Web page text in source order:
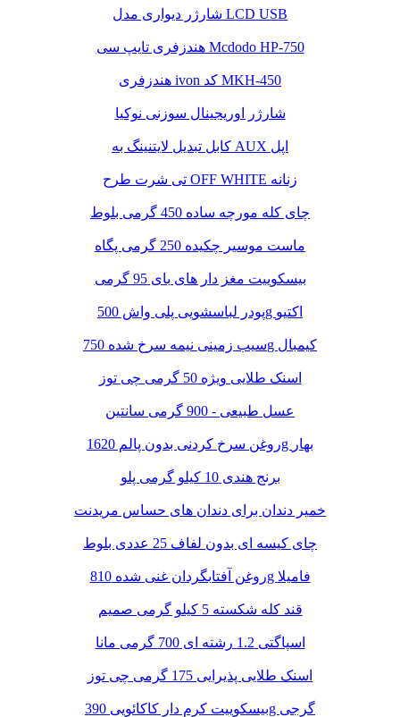
شارژر دیواری مدل LCD USB
هندزفری تایپ سی Mcdodo HP-750
هندزفری ivon کد MKH-450
شارژر اوریجینال سوزنی نوکیا
کابل تبدیل لایتنینگ به AUX اپل
تی شرت طرح OFF WHITE زنانه
چای کله مورچه ساده 450 گرمی بلوط
ماست موسیر چکیده 250 گرمی پگاه
بیسکوییت مغز دار های بای 95 گرمی
پودر لباسشویی پلی واش 500g اکتیو
سیب زمینی نیمه سرخ شده 750g کیمبال
اسنک طلایی ویژه 50 گرمی چی توز
عسل طبیعی - 900 گرمی سانتین
روغن سرخ کردنی بدون پالم 1620g بهار
برنج هندی 10 کیلو گرمی پلو
خمیر دندان برای دندان های حساس مریدنت
چای کیسه ای بدون لفاف 25 عددی بلوط
روغن آفتابگردان غنی شده 810g فامیلا
قند کله شکسته 5 کیلو گرمی صمیم
اسپاگتی 1.2 رشته ای 700 گرمی مانا
اسنک طلایی پذیرایی 175 گرمی چی توز
بیسکوییت کرم دار کاکائویی 390g گرجی